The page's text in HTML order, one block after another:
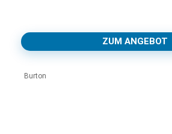
ZUM ANGEBOT
Burton